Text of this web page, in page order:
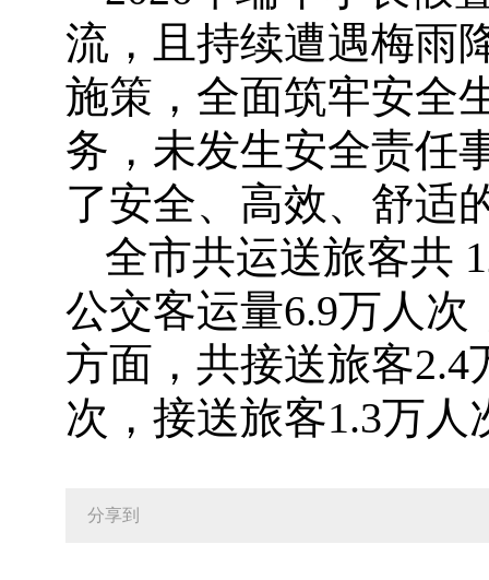
流，且持续遭遇梅雨
施策，全面筑牢安全
务，未发生安全责任
了安全、高效、舒适
全市共运送旅客共
公交客运量6.9万人
方面，共接送旅客
次，接送旅客1.3万
分享到